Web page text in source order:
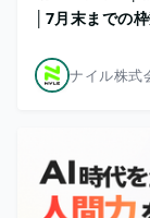
│7月末までの
ナイル株式